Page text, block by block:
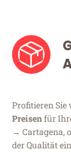
Profitieren Sie
Preisenfür
→ Cartagena,
der Qualität